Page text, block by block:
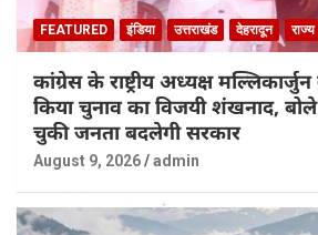
FEATURED इंडिया उत्तराखंड देहरादून राज्य
कांग्रेस के राष्ट्रीय अध्यक्ष
किया चुनाव का विजयी शंखनाद, बोले
चुकी जनता बदलेगी सरकार
August 9, 2026 admin